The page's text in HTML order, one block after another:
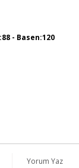
- Basen:120
Yorum Yaz